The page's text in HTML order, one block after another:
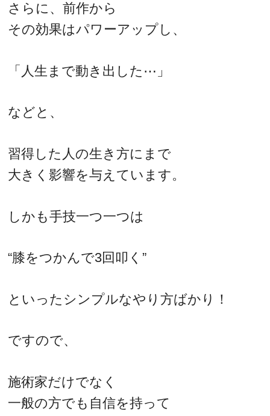
さらに、前作から
その効果はパワーアップし、
「人生まで動き出した⋯」
などと、
習得した人の生き方にまで
大きく影響を与えています。
しかも手技一つ一つは
“膝をつかんで3回叩く”
といったシンプルなやり方ばかり！
ですので、
施術家だけでなく
一般の方でも自信を持って